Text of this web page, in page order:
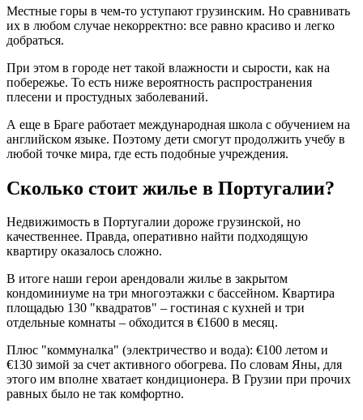
Местные горы в чем-то уступают грузинским. Но сравнивать
их в любом случае некорректно: все равно красиво и легко
добраться.
При этом в городе нет такой влажности и сырости, как на
побережье. То есть ниже вероятность распространения
плесени и простудных заболеваний.
А еще в Браге работает международная школа с обучением на
английском языке. Поэтому дети смогут продолжить учебу в
любой точке мира, где есть подобные учреждения.
Сколько стоит жилье в Португалии?
Недвижимость в Португалии дороже грузинской, но
качественнее. Правда, оперативно найти подходящую
квартиру оказалось сложно.
В итоге наши герои арендовали жилье в закрытом
кондоминиуме на три многоэтажки с бассейном. Квартира
площадью 130 "квадратов" – гостиная с кухней и три
отдельные комнаты – обходится в €1600 в месяц.
Плюс "коммуналка" (электричество и вода): €100 летом и
€130 зимой за счет активного обогрева. По словам Яны, для
этого им вполне хватает кондиционера. В Грузии при прочих
равных было не так комфортно.